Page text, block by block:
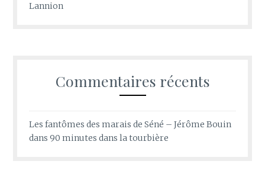
Lannion
Commentaires récents
Les fantômes des marais de Séné – Jérôme Bouin
dans90 minutes dans la tourbière